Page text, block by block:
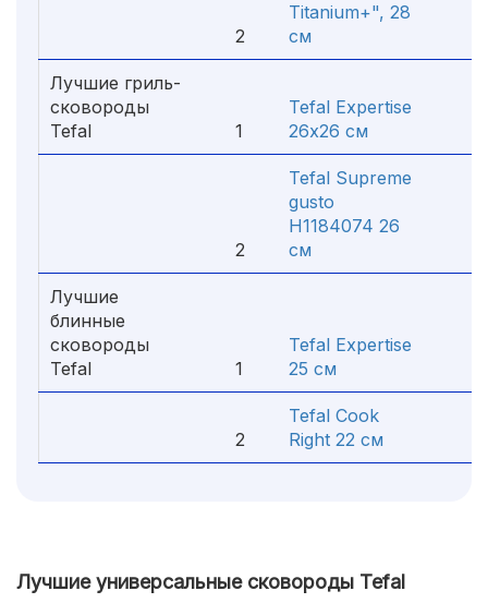
2
Titanium+", 28
см
Лучшие гриль-
сковороды
Tefal
1
Tefal Expertise
26х26 см
2
Tefal Supreme
gusto
H1184074 26
см
Лучшие
блинные
сковороды
Tefal
1
Tefal Expertise
25 см
2
Tefal Cook
Right 22 см
Лучшие универсальные сковороды Tefal